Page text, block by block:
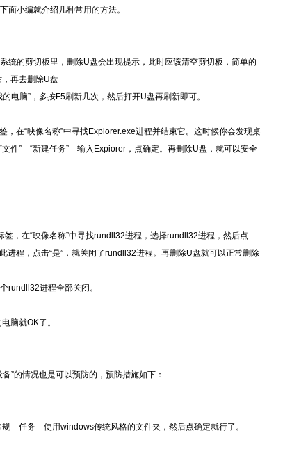
面小编就介绍几种常用的方法。
统的剪切板里，删除U盘会出现提示，此时应该清空剪切板，简单的
再去删除U盘
电脑”，多按F5刷新几次，然后打开U盘再刷新即可。
，在“映像名称”中寻找Explorer.exe进程并结束它。这时候你会发现桌
文件”—“新建任务”—输入Expiorer，点确定。再删除U盘，就可以安全
签，在“映像名称”中寻找rundll32进程，选择rundll32进程，然后点
进程，点击“是”，就关闭了rundll32进程。再删除U盘就可以正常删除
rundll32进程全部关闭。
脑就OK了。
”的情况也是可以预防的，预防措施如下：
—任务—使用windows传统风格的文件夹，然后点确定就行了。